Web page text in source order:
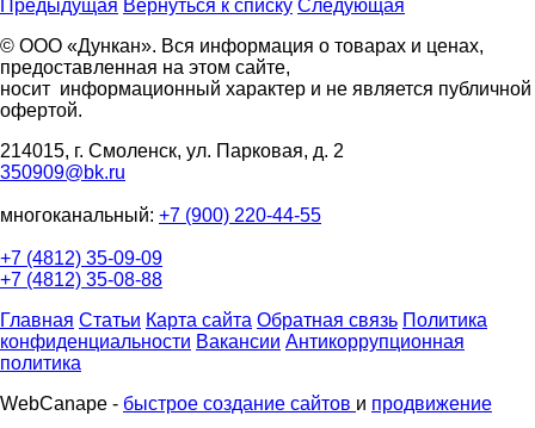
Предыдущая Вернуться к списку Следующая
© ООО «Дункан». Вся информация о товарах и ценах,
предоставленная на этом сайте,
носит информационный характер и не является публичной
офертой.
214015, г. Смоленск, ул. Парковая, д. 2
350909@bk.ru
многоканальный: +7 (900) 220-44-55
+7 (4812) 35-09-09
+7 (4812) 35-08-88
Главная Статьи Карта сайта Обратная связь Политика
конфиденциальности Вакансии Антикоррупционная
политика
WebCanape - быстрое создание сайтов и продвижение